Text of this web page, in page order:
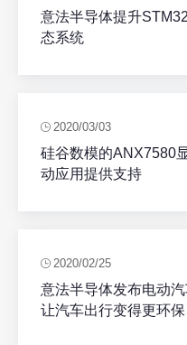
意法半导体提升
态系统
2020/03/03
硅谷数模的ANX7580
动应用提供支持
2020/02/25
意法半导体发布电动
让汽车出行变得更环